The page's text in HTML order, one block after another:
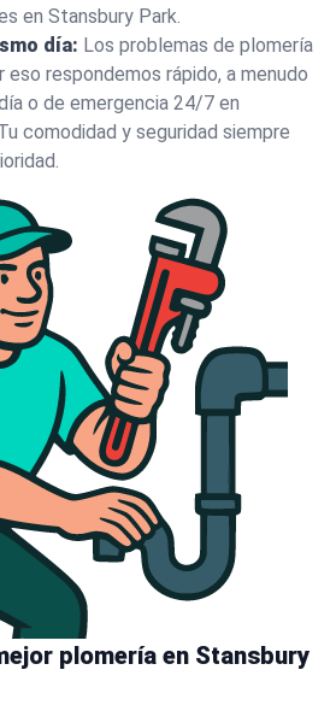
en Stansbury Park.
día: Los problemas de plomería
eso respondemos rápido, a menudo
o de emergencia 24/7 en
comodidad y seguridad siempre
plomería en Stansbury